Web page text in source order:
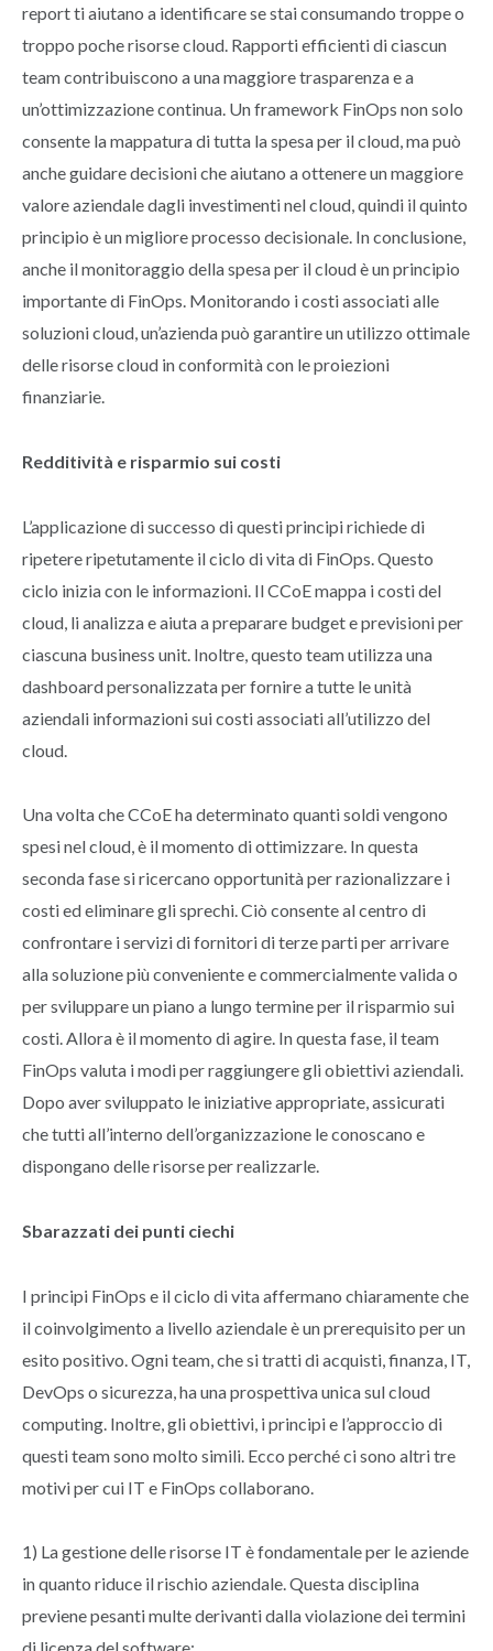
report ti aiutano a identificare se stai consumando troppe o
troppo poche risorse cloud. Rapporti efficienti di ciascun
team contribuiscono a una maggiore trasparenza e a
un’ottimizzazione continua. Un framework FinOps non solo
consente la mappatura di tutta la spesa per il cloud, ma può
anche guidare decisioni che aiutano a ottenere un maggiore
valore aziendale dagli investimenti nel cloud, quindi il quinto
principio è un migliore processo decisionale. In conclusione,
anche il monitoraggio della spesa per il cloud è un principio
importante di FinOps. Monitorando i costi associati alle
soluzioni cloud, un’azienda può garantire un utilizzo ottimale
delle risorse cloud in conformità con le proiezioni
finanziarie.
Redditività e risparmio sui costi
L’applicazione di successo di questi principi richiede di
ripetere ripetutamente il ciclo di vita di FinOps. Questo
ciclo inizia con le informazioni. Il CCoE mappa i costi del
cloud, li analizza e aiuta a preparare budget e previsioni per
ciascuna business unit. Inoltre, questo team utilizza una
dashboard personalizzata per fornire a tutte le unità
aziendali informazioni sui costi associati all’utilizzo del
cloud.
Una volta che CCoE ha determinato quanti soldi vengono
spesi nel cloud, è il momento di ottimizzare. In questa
seconda fase si ricercano opportunità per razionalizzare i
costi ed eliminare gli sprechi. Ciò consente al centro di
confrontare i servizi di fornitori di terze parti per arrivare
alla soluzione più conveniente e commercialmente valida o
per sviluppare un piano a lungo termine per il risparmio sui
costi. Allora è il momento di agire. In questa fase, il team
FinOps valuta i modi per raggiungere gli obiettivi aziendali.
Dopo aver sviluppato le iniziative appropriate, assicurati
che tutti all’interno dell’organizzazione le conoscano e
dispongano delle risorse per realizzarle.
Sbarazzati dei punti ciechi
I principi FinOps e il ciclo di vita affermano chiaramente che
il coinvolgimento a livello aziendale è un prerequisito per un
esito positivo. Ogni team, che si tratti di acquisti, finanza, IT,
DevOps o sicurezza, ha una prospettiva unica sul cloud
computing. Inoltre, gli obiettivi, i principi e l’approccio di
questi team sono molto simili. Ecco perché ci sono altri tre
motivi per cui IT e FinOps collaborano.
1) La gestione delle risorse IT è fondamentale per le aziende
in quanto riduce il rischio aziendale. Questa disciplina
previene pesanti multe derivanti dalla violazione dei termini